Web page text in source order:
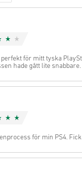
perfekt för mitt tyska
hade gått lite snabbare.
för min PS4.